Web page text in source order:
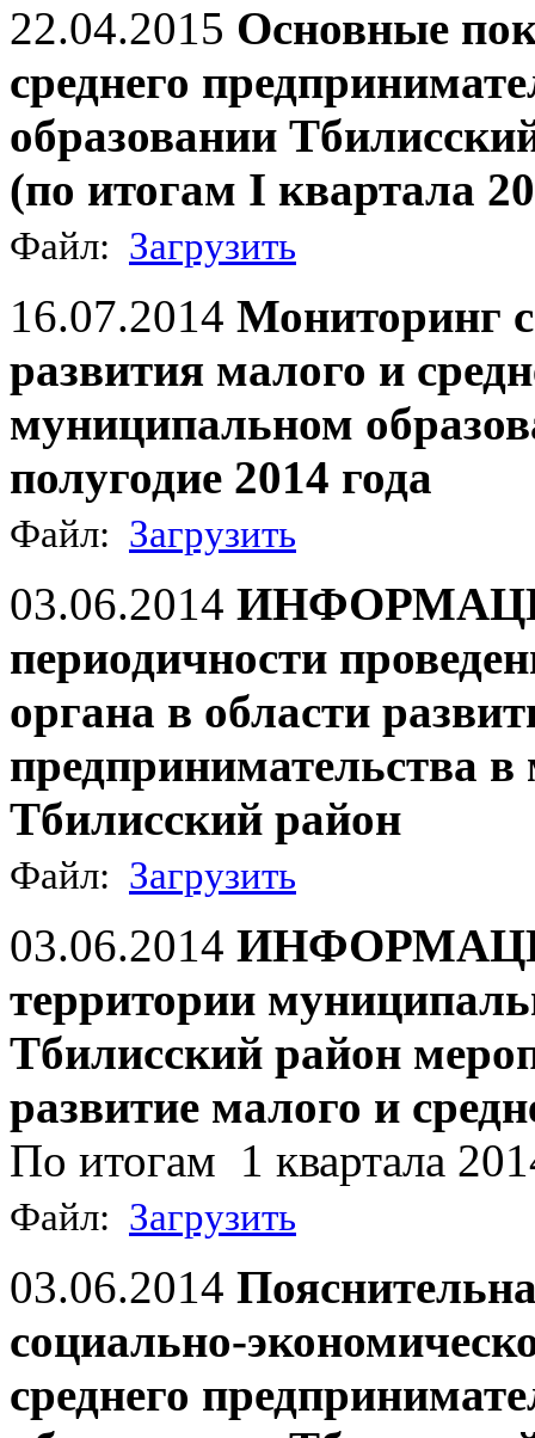
22.04.2015 Основные
среднего
образовании
(по итогам I квартала
Файл: Загрузить
16.07.2014 Мониторинг
развития малого и
муниципальном
полугодие 2014 года
Файл: Загрузить
03.06.2014 ИНФОРМАЦИЯ
периодичности
органа в области
предпринимательства
Тбилисский район
Файл: Загрузить
03.06.2014
территории
Тбилисский район
развитие малого и
По итогам 1 квартала
Файл: Загрузить
03.06.2014
социально-
среднего